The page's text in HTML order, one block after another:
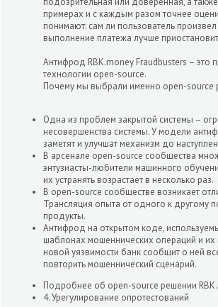
примерах и с каждым разом точнее
понимают: сам ли пользователь
выполнение платежа лучше
Антифрод RBK.money Fraudbusters –
технологии open-source.
Почему мы выбрали именно open-source
Одна из проблем закрытой системы –
несовершенства системы. У модели
заметят и улучшат механизм до
В арсенале open-source сообщества
энтузиасты-любители машинного
их устранять возрастает в несколько раз.
В open-source сообществе возникает
Трансляция опыта от одного к другому
продукты.
Антифрод на открытом коде,
шаблонах мошеннических операций и
новой уязвимости банк сообщит о ней
повторить мошеннический сценарий.
Подробнее об open-source решении
4. Урегулирование опротестований